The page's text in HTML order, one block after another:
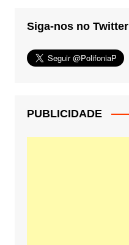
Siga-nos no Twitter
PUBLICIDADE